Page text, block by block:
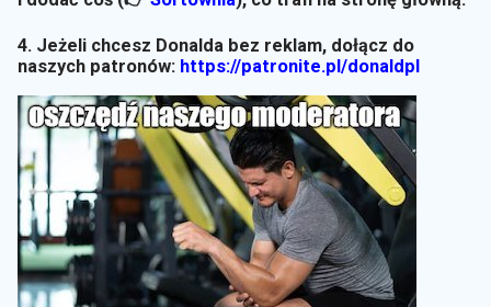
4. Jeżeli chcesz Donalda bez reklam, dołącz do
naszych patronów: https://patronite.pl/donaldpl